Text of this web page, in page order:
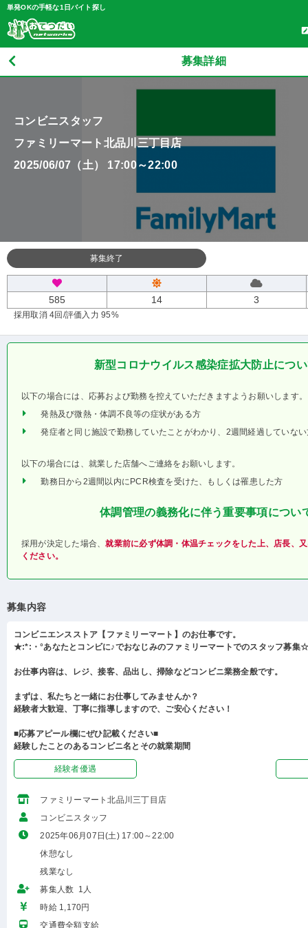
単発OKの手軽な1日バイト探し
募集詳細
コンビニスタッフ
ファミリーマート北品川三丁目店
2025/06/07（土） 17:00～22:00
募集終了
585 14 3
採用取消 4回 /評価入力 95%
新型コロナウイルス感染症拡大防止につ
以下の場合には、応募および勤務を控えていただきますようお願いします。
発熱及び微熱・体調不良等の症状がある方
発症者と同じ施設で勤務していたことがわかり、2週間経過していな
以下の場合には、就業した店舗へご連絡をお願いします。
勤務日から2週間以内にPCR検査を受けた、もしくは罹患した方
体調管理の義務化に伴う重要事項につい
採用が決定した場合、就業前に必ず体調・体温チェックをした上、店長、
ください。
募集内容
コンビニエンスストア【ファミリーマート】のお仕事です。
★:*:・°あなたとコンビに♪でおなじみのファミリーマートでのスタッフ募集
お仕事内容は、レジ、接客、品出し、掃除などコンビニ業務全般です。
まずは、私たちと一緒にお仕事してみませんか？
経験者大歓迎、丁寧に指導しますので、ご安心ください！
■応募アピール欄にぜひ記載ください■
経験したことのあるコンビニ名とその就業期間
経験者優遇
ファミリーマート北品川三丁目店
コンビニスタッフ
2025年06月07日(土) 17:00～22:00
休憩なし
残業なし
募集人数 1人
時給 1,170円
交通費全額支給